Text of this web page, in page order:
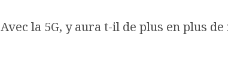
Avec la 5G, y aura t-il de plus en plus de